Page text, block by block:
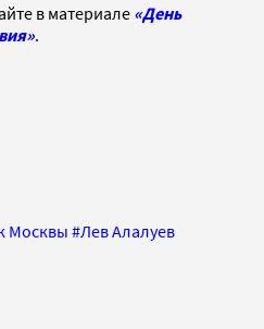
в материале «День
.
Москвы #Лев Алалуев